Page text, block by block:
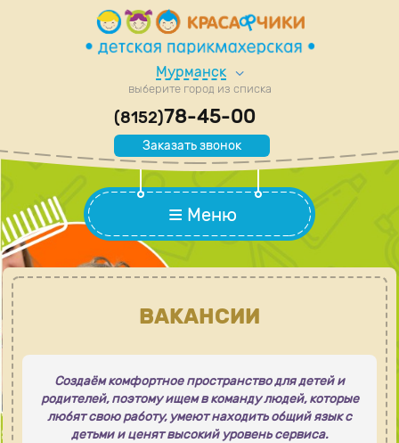
Мурманск
выберите город из списка
(8152)78-45-00
Заказать звонок
Меню
ВАКАНСИИ
Создаём комфортное пространство для детей и
родителей, поэтому ищем в команду людей, которые
любят свою работу, умеют находить общий язык с
детьми и ценят высокий уровень сервиса.